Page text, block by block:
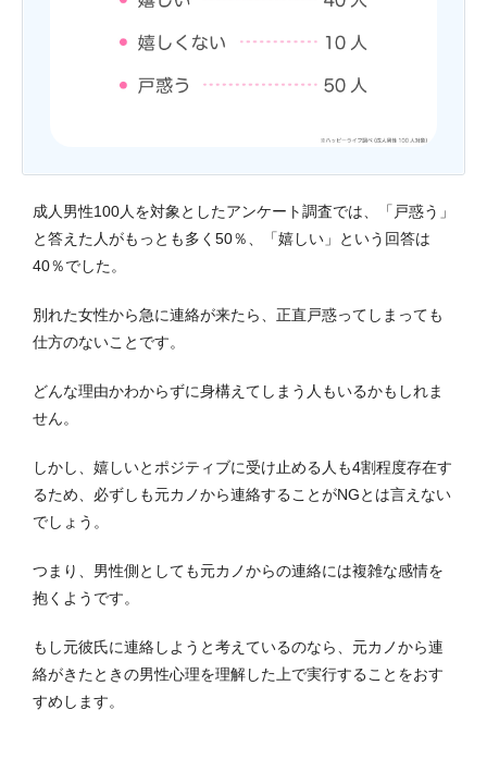
成人男性100人を対象としたアンケート調査では、「戸惑う」
と答えた人がもっとも多く50％、「嬉しい」という回答は
40％でした。
別れた女性から急に連絡が来たら、正直戸惑ってしまっても
仕方のないことです。
どんな理由かわからずに身構えてしまう人もいるかもしれま
せん。
しかし、嬉しいとポジティブに受け止める人も4割程度存在す
るため、必ずしも元カノから連絡することがNGとは言えない
でしょう。
つまり、男性側としても元カノからの連絡には複雑な感情を
抱くようです。
もし元彼氏に連絡しようと考えているのなら、元カノから連
絡がきたときの男性心理を理解した上で実行することをおす
すめします。